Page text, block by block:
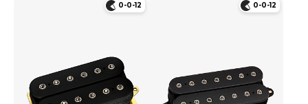
0-0-12 0-0-12